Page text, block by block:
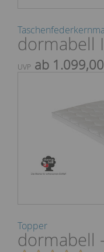
dormabell
UVP ab
Topper
dormabell